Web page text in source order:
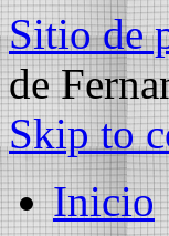
Sitio de
de
Skip to
Inicio